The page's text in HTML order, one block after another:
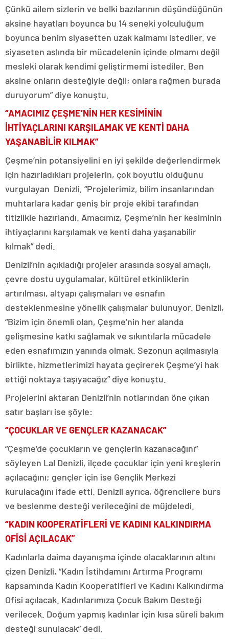
Çünkü ailem sizlerin ve belki bazılarının düşündüğünün
aksine hayatları boyunca bu 14 seneki yolculuğum
boyunca benim siyasetten uzak kalmamı istediler. ve
siyaseten aslında bir mücadelenin içinde olmamı değil
mesleki olarak kendimi geliştirmemi istediler. Ben
aksine onların desteğiyle değil; onlara rağmen burada
duruyorum” diye konuştu.
“AMACIMIZ ÇEŞME’NİN HER KESİMİNİN
İHTİYAÇLARINI KARŞILAMAK VE KENTİ DAHA
YAŞANABİLİR KILMAK”
Çeşme’nin potansiyelini en iyi şekilde değerlendirmek
için hazırladıkları projelerin, çok boyutlu olduğunu
vurgulayan Denizli, “Projelerimiz, bilim insanlarından
muhtarlara kadar geniş bir proje ekibi tarafından
titizlikle hazırlandı. Amacımız, Çeşme’nin her kesiminin
ihtiyaçlarını karşılamak ve kenti daha yaşanabilir
kılmak” dedi.
Denizli’nin açıkladığı projeler arasında sosyal amaçlı,
çevre dostu uygulamalar, kültürel etkinliklerin
artırılması, altyapı çalışmaları ve esnafın
desteklenmesine yönelik çalışmalar bulunuyor. Denizli,
“Bizim için önemli olan, Çeşme’nin her alanda
gelişmesine katkı sağlamak ve sıkıntılarla mücadele
eden esnafımızın yanında olmak. Sezonun açılmasıyla
birlikte, hizmetlerimizi hayata geçirerek Çeşme’yi hak
ettiği noktaya taşıyacağız” diye konuştu.
Projelerini aktaran Denizli’nin notlarından öne çıkan
satır başları ise şöyle:
“ÇOCUKLAR VE GENÇLER KAZANACAK”
“Çeşme’de çocukların ve gençlerin kazanacağını”
söyleyen Lal Denizli, ilçede çocuklar için yeni kreşlerin
açılacağını; gençler için ise Gençlik Merkezi
kurulacağını ifade etti. Denizli ayrıca, öğrencilere burs
ve beslenme desteği verileceğini de müjdeledi.
“KADIN KOOPERATİFLERİ VE KADINI KALKINDIRMA
OFİSİ AÇILACAK”
Kadınlarla daima dayanışma içinde olacaklarının altını
çizen Denizli, “Kadın İstihdamını Artırma Programı
kapsamında Kadın Kooperatifleri ve Kadını Kalkındırma
Ofisi açılacak. Kadınlarımıza Çocuk Bakım Desteği
verilecek. Doğum yapmış kadınlar için kısa süreli bakım
desteği sunulacak” dedi.